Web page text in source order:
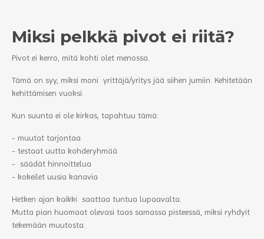
Miksi pelkkä pivot ei riitä?
Pivot ei kerro, mitä kohti olet menossa.
Tämä on syy, miksi moni yrittäjä/yritys jää siihen jumiin. Kehitetään
kehittämisen vuoksi.
Kun suunta ei ole kirkas, tapahtuu tämä:
- muutat tarjontaa
- testaat uutta kohderyhmää
- säädät hinnoittelua
- kokeilet uusia kanavia
Hetken ajan kaikki saattaa tuntua lupaavalta.
Mutta pian huomaat olevasi taas samassa pisteessä, miksi ryhdyit
tekemään muutosta.